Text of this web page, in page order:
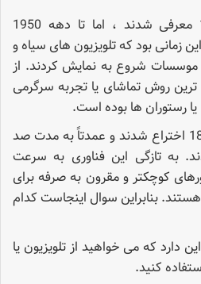
تلویزیون ها در سال 1925 معرفی شدند ، اما تا دهه 1950
زمانی بود که تلویزیون های سیاه و
موسسات شروع به نمایش کردند. از
ترین روش تماشای یا تجربه سرگرمی
یا رستوران ها بوده است.
پروژکتورها در اواخر دهه 1800 اختراع شدند و عمدتاً به مدت صد
به تازگی این فناوری به سرعت
کوچکتر و مقرون به صرفه برای
بنابراین سوال اینجاست کدام
دارد که می خواهید از تلویزیون یا
کنید.